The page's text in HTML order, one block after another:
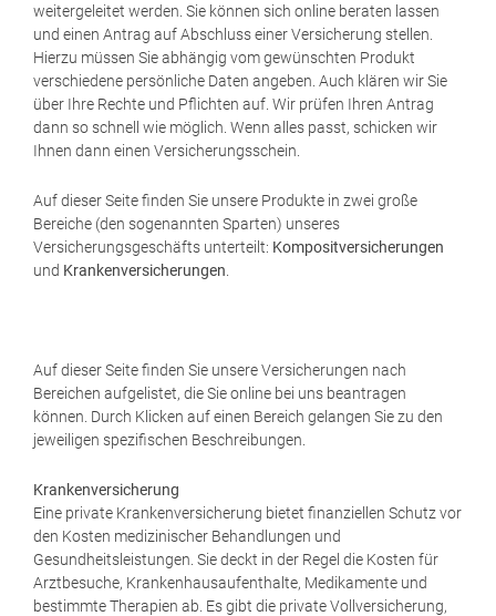
weitergeleitet werden. Sie können sich online beraten lassen
und einen Antrag auf Abschluss einer Versicherung stellen.
Hierzu müssen Sie abhängig vom gewünschten Produkt
verschiedene persönliche Daten angeben. Auch klären wir Sie
über Ihre Rechte und Pflichten auf. Wir prüfen Ihren Antrag
dann so schnell wie möglich. Wenn alles passt, schicken wir
Ihnen dann einen Versicherungsschein.
Auf dieser Seite finden Sie unsere Produkte in zwei große
Bereiche (den sogenannten Sparten) unseres
Versicherungsgeschäfts unterteilt: Kompositversicherungen
und Krankenversicherungen
Auf dieser Seite finden Sie unsere Versicherungen nach
Bereichen aufgelistet, die Sie online bei uns beantragen
können. Durch Klicken auf einen Bereich gelangen Sie zu den
jeweiligen spezifischen Beschreibungen.
Krankenversicherung
Eine private Krankenversicherung bietet finanziellen Schutz vor
den Kosten medizinischer Behandlungen und
Gesundheitsleistungen. Sie deckt in der Regel die Kosten für
Arztbesuche, Krankenhausaufenthalte, Medikamente und
bestimmte Therapien ab. Es gibt die private Vollversicherung,